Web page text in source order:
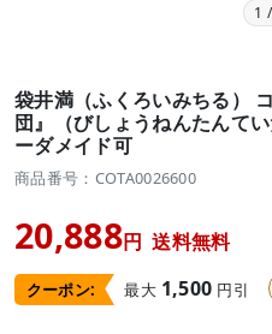
1
袋井満（ふくろいみちる）
団』（びしょうねんたんて
ーダメイド可
商品番号：COTA0026600
20,888円 送料無料
クーポン: 最大 1,500 円引